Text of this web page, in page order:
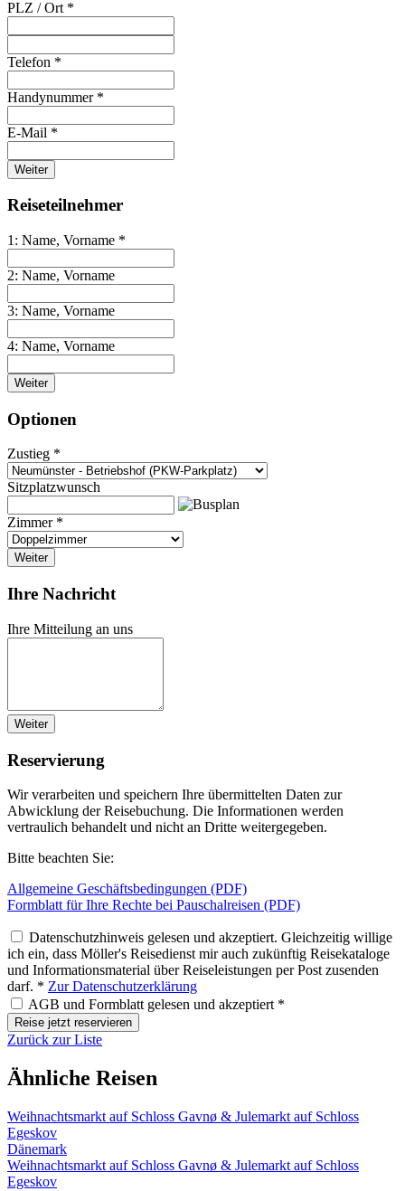
PLZ / Ort *
Telefon *
Handynummer *
E-Mail *
Weiter
Reiseteilnehmer
1: Name, Vorname *
2: Name, Vorname
3: Name, Vorname
4: Name, Vorname
Weiter
Optionen
Zustieg *
Sitzplatzwunsch
Zimmer *
Weiter
Ihre Nachricht
Ihre Mitteilung an uns
Weiter
Reservierung
Wir verarbeiten und speichern Ihre übermittelten Daten zur
Abwicklung der Reisebuchung. Die Informationen werden
vertraulich behandelt und nicht an Dritte weitergegeben.
Bitte beachten Sie:
Allgemeine Geschäftsbedingungen (PDF)
Formblatt für Ihre Rechte bei Pauschalreisen (PDF)
Datenschutzhinweis gelesen und akzeptiert. Gleichzeitig willige
ich ein, dass Möller's Reisedienst mir auch zukünftig Reisekataloge
und Informationsmaterial über Reiseleistungen per Post zusenden
darf. * Zur Datenschutzerklärung
AGB und Formblatt gelesen und akzeptiert *
Reise jetzt reservieren
Zurück zur Liste
Ähnliche Reisen
Weihnachtsmarkt auf Schloss Gavnø & Julemarkt auf Schloss
Egeskov
Dänemark
Weihnachtsmarkt auf Schloss Gavnø & Julemarkt auf Schloss
Egeskov